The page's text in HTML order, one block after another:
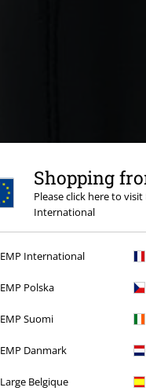
Shopping
Please click here to
International
EMP International
EMP Polska
EMP Suomi
EMP Danmark
Large Belgique